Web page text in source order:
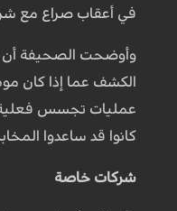
في أعقاب صراع مع
وأوضحت الصحيفة أن
عمليات تجسس فعلية
كانوا قد ساعدوا
شركات خاصة